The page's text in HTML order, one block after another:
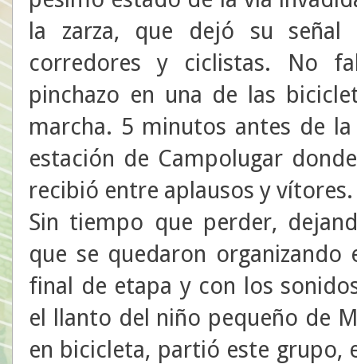
la zarza, que dejó su
corredores y ciclistas. No
pinchazo en una de las
marcha. 5 minutos antes de
estación de Campolugar
recibió entre aplausos y vítores.
Sin tiempo que perder,
que se quedaron
final de etapa y con los
el llanto del niño pequeño de
en bicicleta, partió este grupo,